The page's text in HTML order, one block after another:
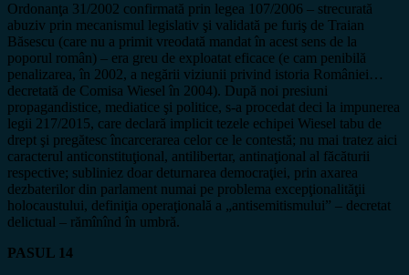
Ordonanţa 31/2002 confirmată prin legea 107/2006 – strecurată
abuziv prin mecanismul legislativ şi validată pe furiş de Traian
Băsescu (care nu a primit vreodată mandat în acest sens de la
poporul român) – era greu de exploatat eficace (e cam penibilă
penalizarea, în 2002, a negării viziunii privind istoria României…
decretată de Comisa Wiesel în 2004). După noi presiuni
propagandistice, mediatice şi politice, s-a procedat deci la impunerea
legii 217/2015, care declară implicit tezele echipei Wiesel tabu de
drept şi pregătesc încarcerarea celor ce le contestă; nu mai tratez aici
caracterul anticonstituţional, antilibertar, antinaţional al făcăturii
respective; subliniez doar deturnarea democraţiei, prin axarea
dezbaterilor din parlament numai pe problema excepţionalităţii
holocaustului, definiţia operaţională a „antisemitismului” – decretat
delictual – rămînînd în umbră.
PASUL 14